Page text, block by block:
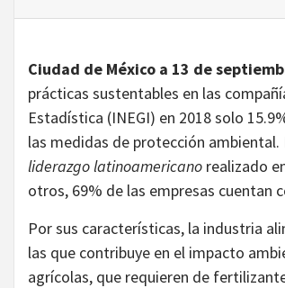
Ciudad de México a 13 de
prácticas sustentables en las
Estadística (INEGI) en 2018 solo
las medidas de protección
liderazgo latinoamericano realizado
otros, 69% de las empresas cuentan
Por sus características, la industria
las que contribuye en el impacto
agrícolas, que requieren de